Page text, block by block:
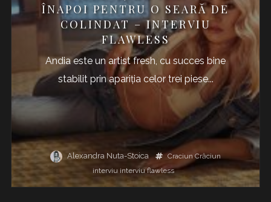
ÎNAPOI PENTRU O SEARĂ DE
COLINDAT – INTERVIU
FLAWLESS
Andia este un artist fresh, cu succes bine
stabilit prin apariția celor trei piese...
Alexandra Nuta-Stoica Craciun Crăciun
interviu interviu flawless